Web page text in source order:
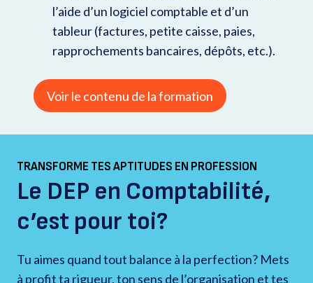
l’aide d’un logiciel comptable et d’un
tableur (factures, petite caisse, paies,
rapprochements bancaires, dépôts, etc.).
Voir le contenu de la formation
TRANSFORME TES APTITUDES EN PROFESSION
Le DEP en Comptabilité,
c’est pour toi?
Tu aimes quand tout balance à la perfection? Mets
à profit ta rigueur, ton sens de l’organisation et tes